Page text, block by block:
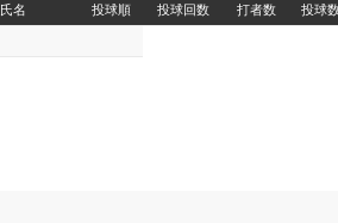
氏名 投球順 投球回数 打者数 投球